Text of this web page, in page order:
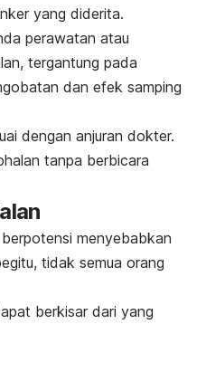
yang diderita.
perawatan atau
tergantung pada
dan efek samping
dengan anjuran dokter.
tanpa berbicara
menyebabkan
tidak semua orang
berkisar dari yang